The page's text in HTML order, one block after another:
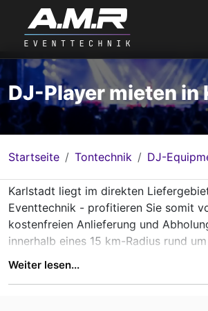
DJ-Player mieten in
Startseite Tontechnik DJ-
Karlstadt liegt im direkten
Eventtechnik - profitieren Sie somit
kostenfreien Anlieferung und
innerhalb eines 15 km-Radius rund
Arbeitszeitpauschale). Gerade für
Weiter lesen...